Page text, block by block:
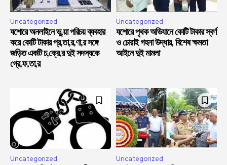
Uncategorized
যশোরে অনলাইনে ভু,য়া পরিচয় ব্যবহার
করে কোটি টাকার প্র,তা,র,ণা,র সঙ্গে
জড়িত একটি চ,ক্রে,র দুই সদস্যকে
গ্রে,ফ,তা,র
Uncategorized
যশোরে পৃথক অভিযানে কোটি টাকার স্বর্ণ
ও চোরাই গহনা উদ্ধার, বিশেষ ক্ষমতা
আইনে দুই মামলা
Uncategorized Uncategorized